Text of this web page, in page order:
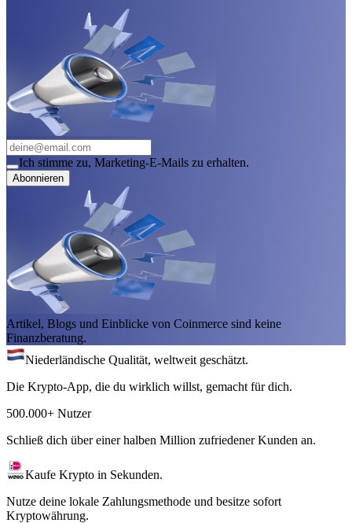
Ich stimme zu, Marketing-E-Mails zu erhalten.
Abonnieren
Artikel, Blogs und Einblicke von Coinmerce sind keine
Finanzberatung.
Niederländische Qualität, weltweit geschätzt.
Die Krypto-App, die du wirklich willst, gemacht für dich.
500.000+ Nutzer
Schließ dich über einer halben Million zufriedener Kunden an.
Kaufe Krypto in Sekunden.
Nutze deine lokale Zahlungsmethode und besitze sofort
Kryptowährung.